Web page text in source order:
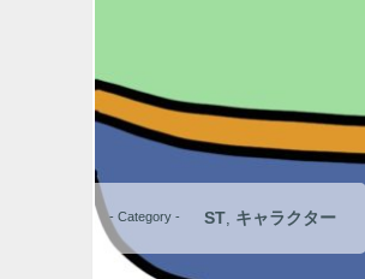
- Category - ST, キャラクター